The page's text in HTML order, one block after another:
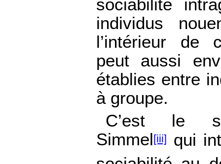
sociabilité
individus
l’intérieur de
peut aussi
établies entre
à groupe.
C’est le
Simmel [iii]
qui